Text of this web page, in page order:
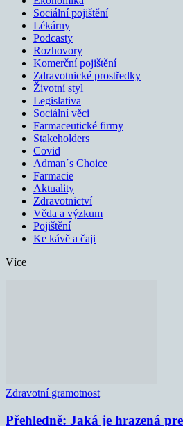
Sociální pojištění
Lékárny
Podcasty
Rozhovory
Komerční pojištění
Zdravotnické prostředky
Životní styl
Legislativa
Sociální věci
Farmaceutické firmy
Stakeholders
Covid
Adman´s Choice
Farmacie
Aktuality
Zdravotnictví
Věda a výzkum
Pojištění
Ke kávě a čaji
Více
Zdravotní gramotnost
Přehledně: Jaká je hrazená